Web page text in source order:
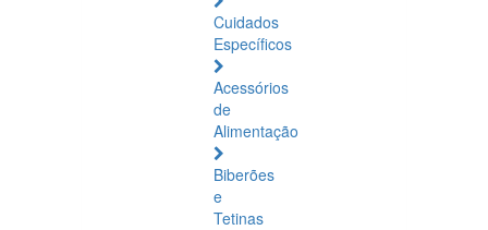
Cuidados
Específicos
Acessórios
de
Alimentação
Biberões
e
Tetinas